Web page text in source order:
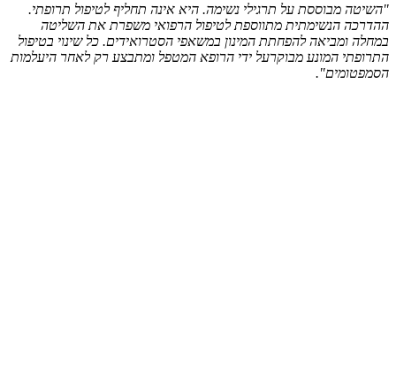
"השיטה מבוססת על תרגילי נשימה. היא אינה תחליף לטיפול תרופתי.
ההדרכה הנשימתית מתווספת לטיפול הרפואי משפרת את השליטה
במחלה ומביאה להפחתת המינון במשאפי הסטרואידים. כל שינוי בטיפול
התרופתי המונע מבוקרעל ידי הרופא המטפל ומתבצע רק לאחר היעלמות
הסמפטומים".